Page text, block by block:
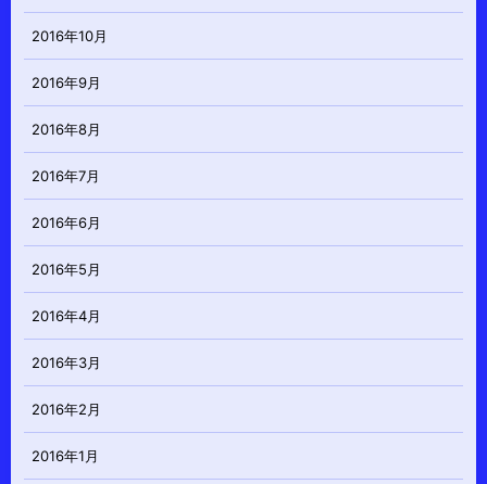
2016年10月
2016年9月
2016年8月
2016年7月
2016年6月
2016年5月
2016年4月
2016年3月
2016年2月
2016年1月